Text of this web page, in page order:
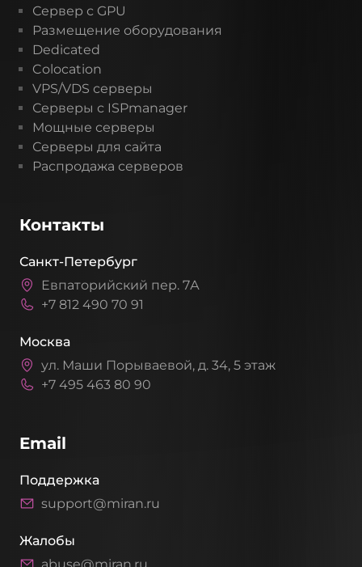
Сервер с GPU
Размещение оборудования
Dedicated
Colocation
VPS/VDS серверы
Серверы с ISPmanager
Мощные серверы
Серверы для сайта
Распродажа серверов
Контакты
Санкт-Петербург
Евпаторийский пер. 7А
+7 812 490 70 91
Москва
ул. Маши Порываевой, д. 34, 5 этаж
+7 495 463 80 90
Email
Поддержка
support@miran.ru
Жалобы